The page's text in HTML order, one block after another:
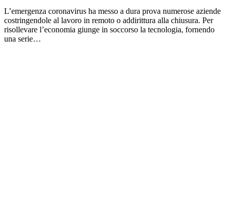
L’emergenza coronavirus ha messo a dura prova numerose aziende
costringendole al lavoro in remoto o addirittura alla chiusura. Per
risollevare l’economia giunge in soccorso la tecnologia, fornendo
una serie…